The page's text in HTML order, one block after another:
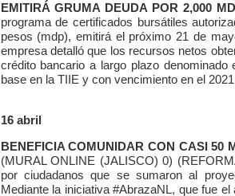
EMITIRÁ GRUMA DEUDA POR 2,000
programa de certificados bursátiles
pesos (mdp), emitirá el próximo 21 de
empresa detalló que los recursos netos
crédito bancario a largo plazo
base en la TIIE y con vencimiento en el
16 abril
BENEFICIA COMUNIDAR CON CASI 50
(MURAL ONLINE (JALISCO) 0)
por ciudadanos que se sumaron al
Mediante la iniciativa #AbrazaNL, que fue